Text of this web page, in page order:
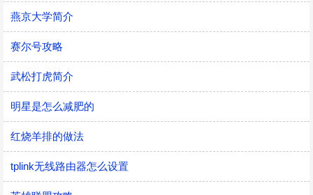
燕京大学简介
赛尔号攻略
武松打虎简介
明星是怎么减肥的
红烧羊排的做法
tplink无线路由器怎么设置